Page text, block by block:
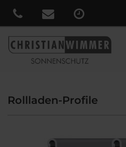
Rollladen-Profile